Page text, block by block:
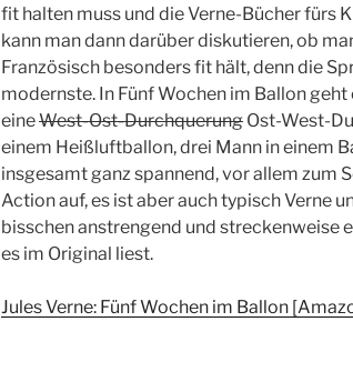
fit halten muss und die Verne-Bücher fürs
kann man dann darüber diskutieren, ob
Französisch besonders fit hält, denn die
modernste. In Fünf Wochen im Ballon geht
eineWest-Ost-Durchquerung Ost-West-
einem Heißluftballon, drei Mann in einem
insgesamt ganz spannend, vor allem zum
Action auf, es ist aber auch typisch Verne
bisschen anstrengend und streckenweise
es im Original liest.
Jules Verne: Fünf Wochen im Ballon